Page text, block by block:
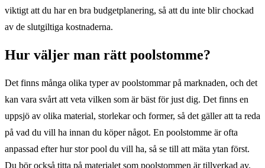
viktigt att du har en bra budgetplanering, så att du inte blir chockad
av de slutgiltiga kostnaderna.
Hur väljer man rätt poolstomme?
Det finns många olika typer av poolstommar på marknaden, och det
kan vara svårt att veta vilken som är bäst för just dig. Det finns en
uppsjö av olika material, storlekar och former, så det gäller att ta reda
på vad du vill ha innan du köper något. En poolstomme är ofta
anpassad efter hur stor pool du vill ha, så se till att mäta ytan först.
Du bör också titta på materialet som poolstommen är tillverkad av.